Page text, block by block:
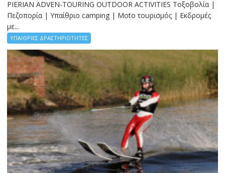
PIERIAN ADVEN-TOURING OUTDOOR ACTIVITIES Τοξοβολία |
Πεζοπορία | Υπαίθριο camping | Moto τουρισμός | Εκδρομές
με...
ΥΠΑΙΘΡΙΕΣ ΔΡΑΣΤΗΡΙΟΤΗΤΕΣ